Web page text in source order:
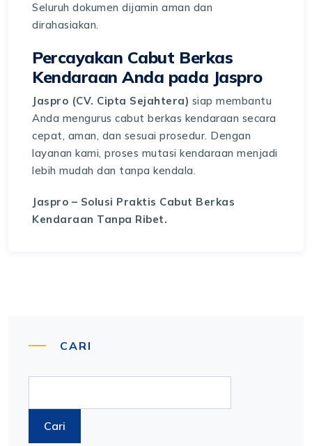
Seluruh dokumen dijamin aman dan
dirahasiakan.
Percayakan Cabut Berkas
Kendaraan Anda pada Jaspro
Jaspro (CV. Cipta Sejahtera) siap membantu
Anda mengurus cabut berkas kendaraan secara
cepat, aman, dan sesuai prosedur. Dengan
layanan kami, proses mutasi kendaraan menjadi
lebih mudah dan tanpa kendala.
Jaspro – Solusi Praktis Cabut Berkas
Kendaraan Tanpa Ribet.
CARI
Cari